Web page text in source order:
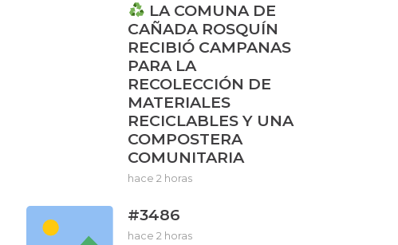
LA COMUNA DE
CAÑADA ROSQUÍN
RECIBIÓ CAMPANAS
PARA LA
RECOLECCIÓN DE
MATERIALES
RECICLABLES Y UNA
COMPOSTERA
COMUNITARIA
hace 2 horas
#3486
hace 2 horas